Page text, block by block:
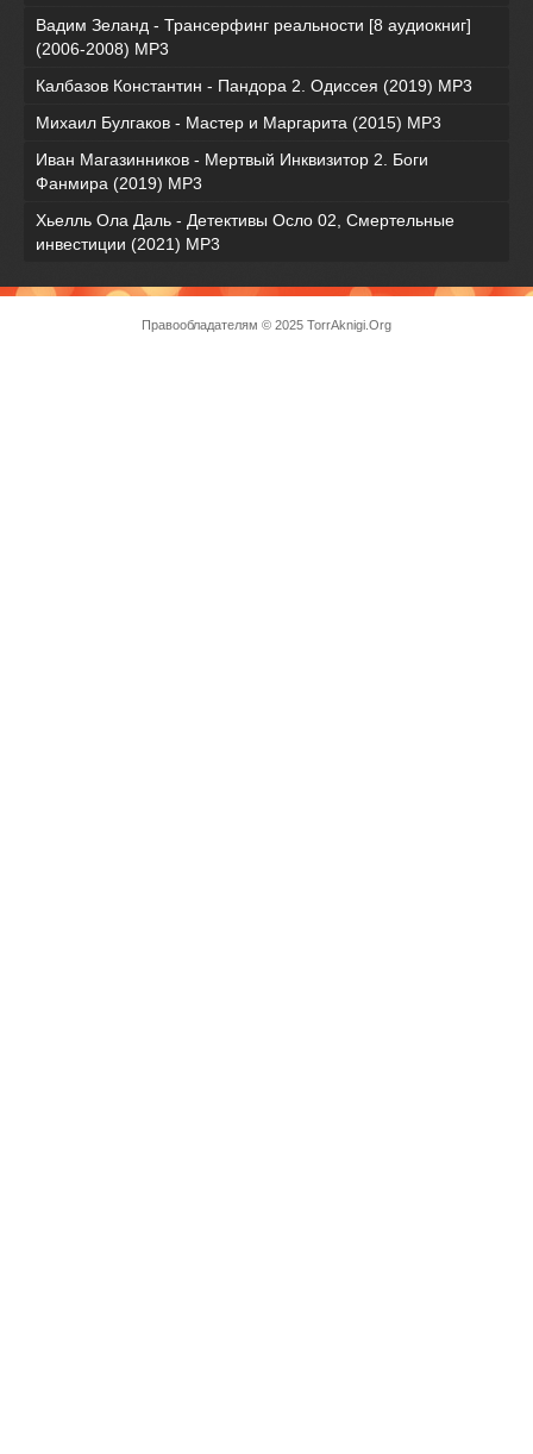
Вадим Зеланд - Трансерфинг реальности [8 аудиокниг]
(2006-2008) MP3
Калбазов Константин - Пандора 2. Одиссея (2019) MP3
Михаил Булгаков - Мастер и Маргарита (2015) MP3
Иван Магазинников - Мертвый Инквизитор 2. Боги
Фанмира (2019) MP3
Хьелль Ола Даль - Детективы Осло 02, Смертельные
инвестиции (2021) МР3
Правообладателям © 2025 TorrAknigi.Org